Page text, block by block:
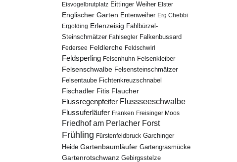
Eisvogelbrutplatz Eittinger Weiher Elster
Englischer Garten Entenweiher Erg Chebbi
Ergolding Erlenzeisig Fahlbürzel-
Steinschmätzer Fahlsegler Falkenbussard
Federsee Feldlerche Feldschwirl
Feldsperling Felsenhuhn Felsenkleiber
Felsenschwalbe Felsensteinschmätzer
Felsentaube Fichtenkreuzschnabel
Fischadler Fitis Flaucher
Flussregenpfeifer Flussseeschwalbe
Flussuferläufer Franken Freisinger Moos
Friedhof am Perlacher Forst
Frühling Fürstenfeldbruck Garchinger
Heide Gartenbaumläufer Gartengrasmücke
Gartenrotschwanz Gebirgsstelze